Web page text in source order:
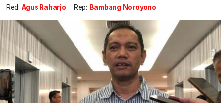
Red: Agus Raharjo Rep: Bambang Noroyono